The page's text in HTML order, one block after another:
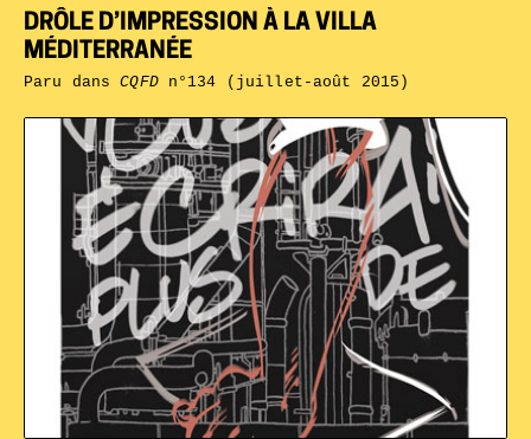
DRÔLE D’IMPRESSION À LA VILLA
MÉDITERRANÉE
Paru dansCQFDn°134 (juillet-août 2015)